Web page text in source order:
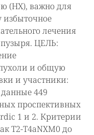
(НХ), важно для
избыточное
лечения
пузыря. ЦЕЛЬ:
и общую
и участники:
449
проспективных
1 и 2. Критерии
T2-T4aNXM0 до